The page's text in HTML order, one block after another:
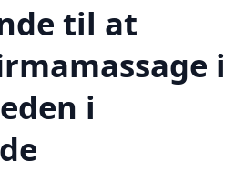
til at
i
i